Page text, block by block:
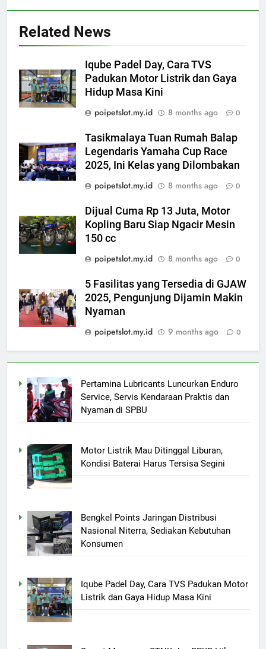
Related News
Iqube Padel Day, Cara TVS
Padukan Motor Listrik dan Gaya
Hidup Masa Kini
poipetslot.my.id
8 months ago 0
Tasikmalaya Tuan Rumah Balap
Legendaris Yamaha Cup Race
2025, Ini Kelas yang Dilombakan
poipetslot.my.id
8 months ago 0
Dijual Cuma Rp 13 Juta, Motor
Kopling Baru Siap Ngacir Mesin
150 cc
poipetslot.my.id
8 months ago 0
5 Fasilitas yang Tersedia di GJAW
2025, Pengunjung Dijamin Makin
Nyaman
poipetslot.my.id
9 months ago 0
Pertamina Lubricants Luncurkan Enduro
Service, Servis Kendaraan Praktis dan
Nyaman di SPBU
Motor Listrik Mau Ditinggal Liburan,
Kondisi Baterai Harus Tersisa Segini
Bengkel Points Jaringan Distribusi
Nasional Niterra, Sediakan Kebutuhan
Konsumen
Iqube Padel Day, Cara TVS Padukan Motor
Listrik dan Gaya Hidup Masa Kini